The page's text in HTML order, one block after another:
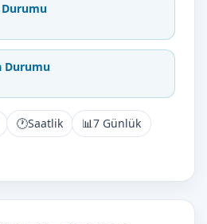
Durumu
🕐Saatlik 📊7 Günlük